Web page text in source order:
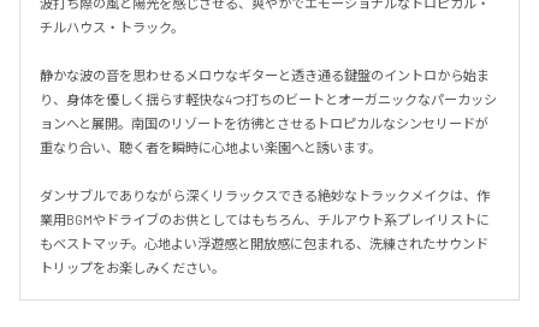
チルハウス・トラック。
静かな波の音を思わせるメロウなギターと透き通る鍵盤のイントロから始ま
り、身体を優しく揺らす軽快な4つ打ちのビートとオーガニックなパーカッシ
ョンへと展開。南国のリゾートを彷彿とさせるトロピカルなシンセリードが
重なり合い、聴く者を瞬時に心地よい楽園へと誘います。
ダンサブルでありながら深くリラックスできる絶妙なトラックメイクは、作
業用BGMやドライブのお供としてはもちろん、チルアウト系プレイリストに
もベストマッチ。心地よい浮遊感と開放感に包まれる、洗練されたサウンド
トリップをお楽しみください。